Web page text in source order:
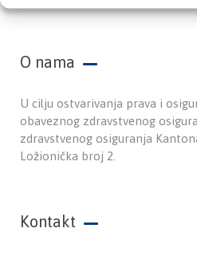
O nama
U cilju ostvarivanja prava i
obaveznog zdravstvenog
zdravstvenog osiguranja
Ložionička broj 2.
Kontakt